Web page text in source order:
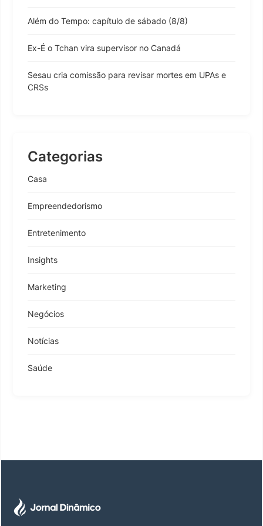
Além do Tempo: capítulo de sábado (8/8)
Ex-É o Tchan vira supervisor no Canadá
Sesau cria comissão para revisar mortes em UPAs e
CRSs
Categorias
Casa
Empreendedorismo
Entretenimento
Insights
Marketing
Negócios
Notícias
Saúde